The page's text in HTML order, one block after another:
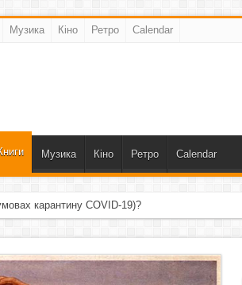
Музика Кіно Ретро Calendar
Музика Кіно Ретро Calendar
карантину COVID-19)?